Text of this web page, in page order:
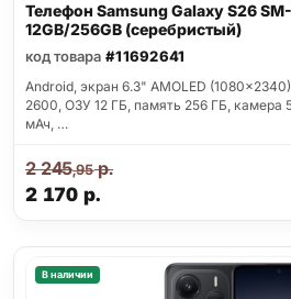
Телефон Samsung Galaxy S26
12GB/256GB (серебристый)
код товара #11692641
Android, экран 6.3" AMOLED
2600, ОЗУ 12 ГБ, память 256 ГБ, камера
мАч, …
2 170 р.
2 245,95р.
В наличии